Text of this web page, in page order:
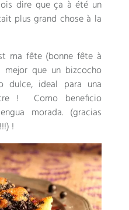
dire que ça à été un
plus grand chose à la
ma fête(bonne fête à
mejor que un bizcocho
dulce, ideal para una
! Como beneficio
morada. (gracias
!